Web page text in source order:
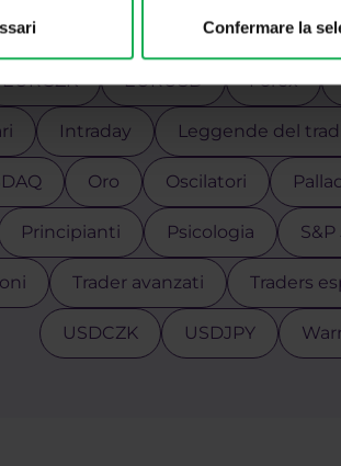
Confermare la
tecnica Argento
EURCZK EURUSD Forex
Intraday Leggende del
Oro Oscilatori
Principianti Psicologia
Trader avanzati Traders
USDCZK USDJPY